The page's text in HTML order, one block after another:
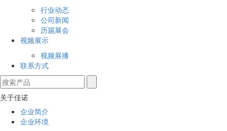
行业动态
公司新闻
历届展会
视频展示
视频展播
联系方式
关于佳诺
企业简介
企业环境